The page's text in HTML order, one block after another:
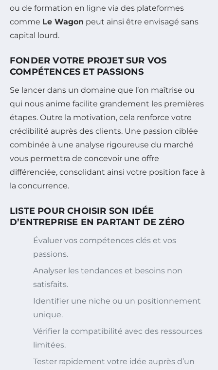
ou de formation en ligne via des plateformes
comme Le Wagon peut ainsi être envisagé sans
capital lourd.
FONDER VOTRE PROJET SUR VOS
COMPÉTENCES ET PASSIONS
Se lancer dans un domaine que l’on maîtrise ou
qui nous anime facilite grandement les premières
étapes. Outre la motivation, cela renforce votre
crédibilité auprès des clients. Une passion ciblée
combinée à une analyse rigoureuse du marché
vous permettra de concevoir une offre
différenciée, consolidant ainsi votre position face à
la concurrence.
LISTE POUR CHOISIR SON IDÉE
D’ENTREPRISE EN PARTANT DE ZÉRO
Évaluer vos compétences clés et vos
passions.
Analyser les tendances et besoins non
satisfaits.
Identifier une niche ou un positionnement
unique.
Vérifier la compatibilité avec des ressources
limitées.
Tester rapidement votre idée auprès d’un